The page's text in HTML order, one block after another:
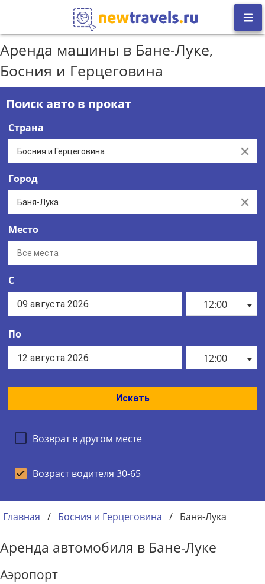
Аренда машины в Бане-Луке,
Босния и Герцеговина
Поиск авто в прокат
Страна
Clear
Город
Clear
Место
С
12:00
По
12:00
Искать
Возврат в другом месте
Возраст водителя 30-65
Главная / Босния и Герцеговина / Баня-Лука
Аренда автомобиля в Бане-Луке
Аэропорт